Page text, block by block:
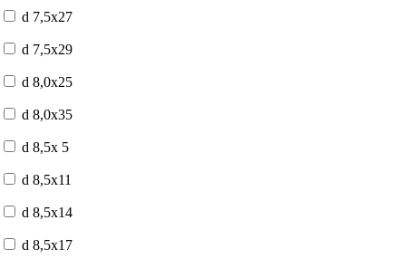
d 7,5x27
d 7,5x29
d 8,0x25
d 8,0x35
d 8,5x 5
d 8,5x11
d 8,5x14
d 8,5x17